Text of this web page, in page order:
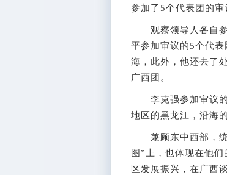
参加了5个代表团的审
观察领导人各自参
平参加审议的5个代
海，此外，他还去了
广西团。
李克强参加审议的5
地区的黑龙江，沿海
兼顾东中西部，统
图”上，也体现在他
区发展振兴，在广西